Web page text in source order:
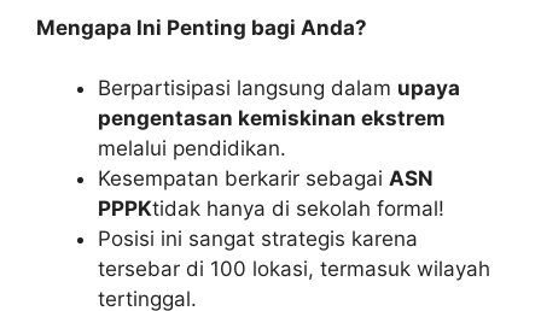
Mengapa Ini Penting bagi Anda?
Berpartisipasi langsung dalam upaya
pengentasan kemiskinan ekstrem
melalui pendidikan.
Kesempatan berkarir sebagai ASN
PPPKtidak hanya di sekolah formal!
Posisi ini sangat strategis karena
tersebar di 100 lokasi, termasuk wilayah
tertinggal.